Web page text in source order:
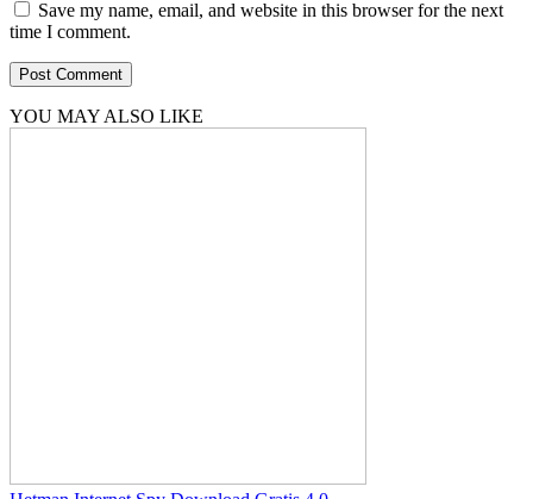
Save my name, email, and website in this browser for the next
time I comment.
YOU MAY ALSO LIKE